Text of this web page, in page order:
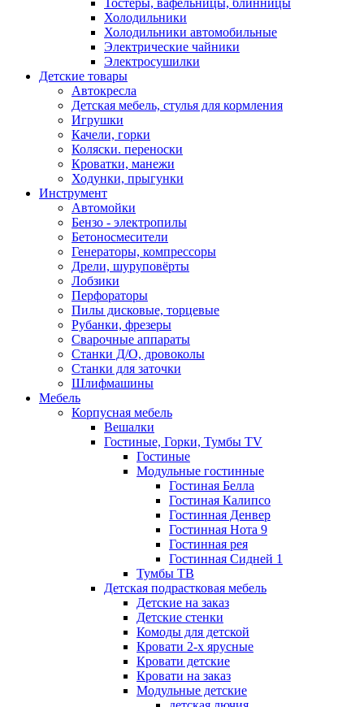
Тостеры, вафельницы, блинницы
Холодильники
Холодильники автомобильные
Электрические чайники
Электросушилки
Детские товары
Автокресла
Детская мебель, стулья для кормления
Игрушки
Качели, горки
Коляски. переноски
Кроватки, манежи
Ходунки, прыгунки
Инструмент
Автомойки
Бензо - электропилы
Бетоносмесители
Генераторы, компрессоры
Дрели, шуруповёрты
Лобзики
Перфораторы
Пилы дисковые, торцевые
Рубанки, фрезеры
Сварочные аппараты
Станки Д/О, дровоколы
Станки для заточки
Шлифмашины
Мебель
Корпусная мебель
Вешалки
Гостиные, Горки, Тумбы TV
Гостиные
Модульные гостинные
Гостиная Белла
Гостиная Калипсо
Гостинная Денвер
Гостинная Нота 9
Гостинная рея
Гостинная Сидней 1
Тумбы ТВ
Детская подрастковая мебель
Детские на заказ
Детские стенки
Комоды для детской
Кровати 2-х ярусные
Кровати детские
Кровати на заказ
Модульные детские